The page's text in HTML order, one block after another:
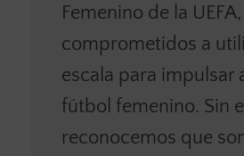
Femenino de la
comprometidos a
escala para impulsar
fútbol femenino. Sin
reconocemos que